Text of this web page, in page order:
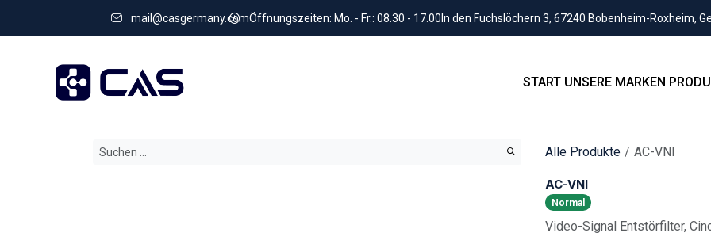
mail@casgermany.comÖffnungszeiten: Mo. - Fr.: 08.30 - 17.00 In den Fuchslöchern 3, 67240 Bobenheim-Roxheim,
START UNSERE MARKEN
Alle Produkte AC-VNI
AC-VNI
Normal
Video-Signal Entstörfilter,